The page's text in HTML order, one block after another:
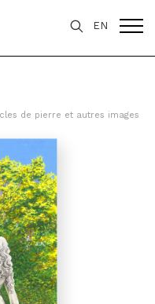
EN
de pierre et autres images